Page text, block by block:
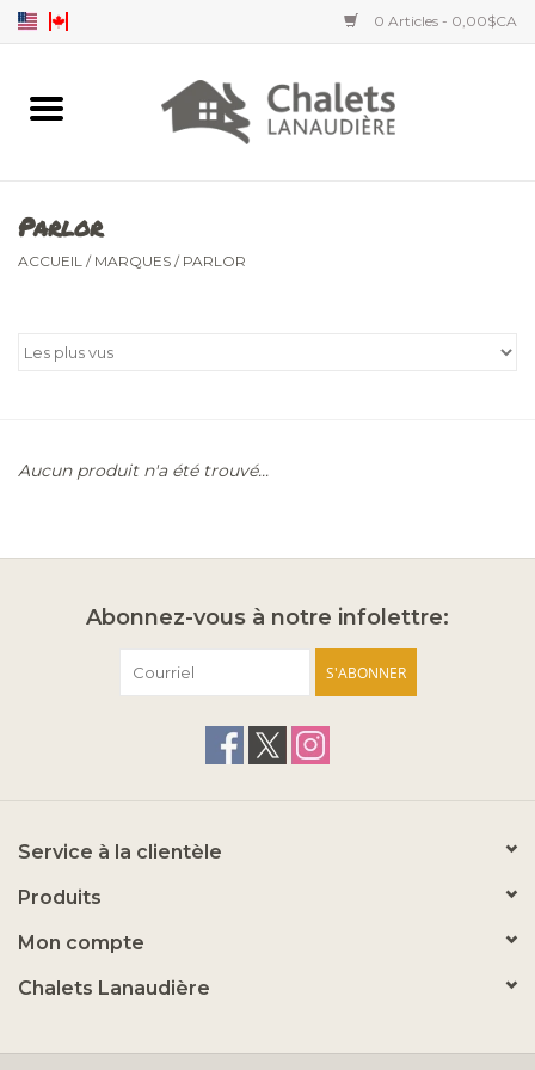
0 Articles - 0,00$CA
Accueil
Vêtements hommes
Parlor
ACCUEIL / MARQUES / PARLOR
Aucun produit n'a été trouvé...
Abonnez-vous à notre infolettre:
S'ABONNER
Service à la clientèle
Produits
Mon compte
Chalets Lanaudière